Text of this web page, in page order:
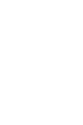
牌商品的真實